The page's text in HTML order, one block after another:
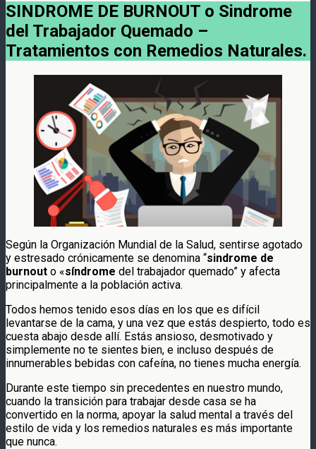
SINDROME DE BURNOUT o Sindrome
del Trabajador Quemado –
Tratamientos con Remedios Naturales.
Según la Organización Mundial de la Salud, sentirse agotado
y estresado crónicamente se denomina “sindrome de
burnout o «síndrome del trabajador quemado” y afecta
principalmente a la población activa.
Todos hemos tenido esos días en los que es difícil
levantarse de la cama, y ​​una vez que estás despierto, todo es
cuesta abajo desde allí. Estás ansioso, desmotivado y
simplemente no te sientes bien, e incluso después de
innumerables bebidas con cafeína, no tienes mucha energía.
Durante este tiempo sin precedentes en nuestro mundo,
cuando la transición para trabajar desde casa se ha
convertido en la norma, apoyar la salud mental a través del
estilo de vida y los remedios naturales es más importante
que nunca.